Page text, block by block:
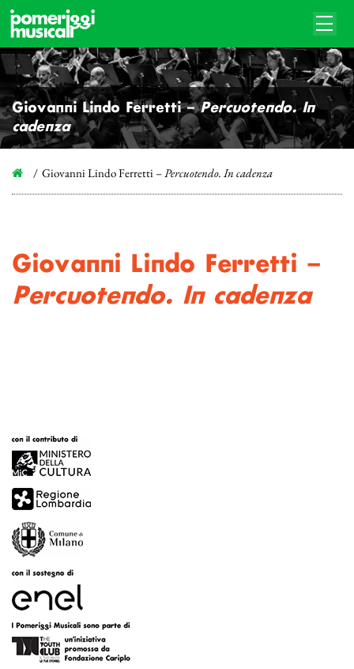
Giovanni Lindo Ferretti –Percuotendo. In
cadenza
Giovanni Lindo Ferretti –Percuotendo. In cadenza
Giovanni Lindo Ferretti –
Percuotendo. In cadenza